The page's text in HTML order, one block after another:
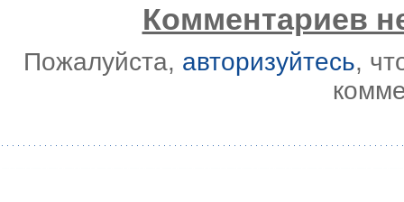
Комментариев
Пожалуйста, авторизуйтесь,